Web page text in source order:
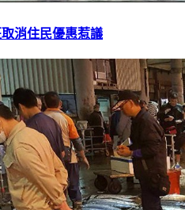
消住民優惠惹議